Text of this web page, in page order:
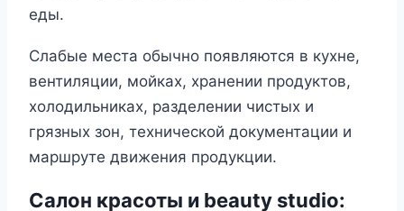
еды.
Слабые места обычно появляются в кухне,
вентиляции, мойках, хранении продуктов,
холодильниках, разделении чистых и
грязных зон, технической документации и
маршруте движения продукции.
Салон красоты и beauty studio: